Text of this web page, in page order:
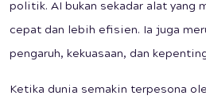
politik. AI bukan sekadar alat yang
cepat dan lebih efisien. Ia juga
pengaruh, kekuasaan, dan
Ketika dunia semakin terpesona